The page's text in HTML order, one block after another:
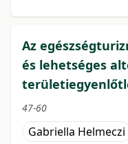
Az
és lehetséges
47-60
Gabriella Helmeczi